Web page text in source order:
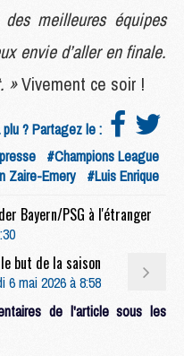
meilleures équipes
envie d’aller en finale.
»Vivement ce soir !
? Partagez le :
#Champions League
Zaire-Emery #Luis Enrique
Bayern/PSG à l'étranger
but de la saison
6 mai 2026 à 8:58
de l'article sous les